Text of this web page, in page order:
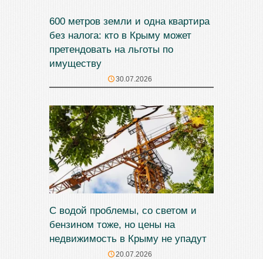
600 метров земли и одна квартира
без налога: кто в Крыму может
претендовать на льготы по
имуществу
30.07.2026
С водой проблемы, со светом и
бензином тоже, но цены на
недвижимость в Крыму не упадут
20.07.2026